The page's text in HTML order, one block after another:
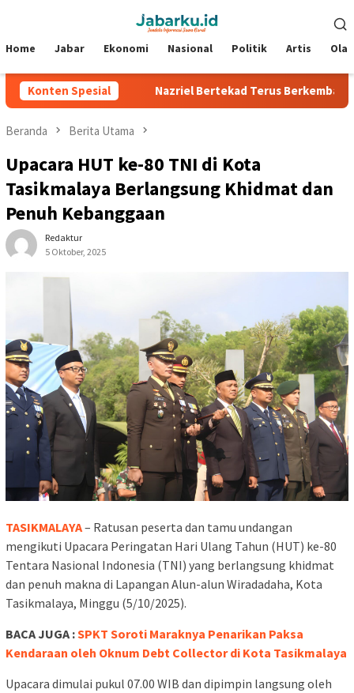
Mobile
Home Jabar Ekonomi Nasional Politik Artis
Konten SpesialNazriel Bertekad Terus Berkembang, Siap
Beranda Berita Utama
Upacara HUT ke-80 TNI di Kota
Tasikmalaya Berlangsung Khidmat dan
Penuh Kebanggaan
Redaktur
5 Oktober, 2025
TASIKMALAYA– Ratusan peserta dan tamu undangan
mengikuti Upacara Peringatan Hari Ulang Tahun (HUT) ke-80
Tentara Nasional Indonesia (TNI) yang berlangsung khidmat
dan penuh makna di Lapangan Alun-alun Wiradadaha, Kota
Tasikmalaya, Minggu (5/10/2025).
BACA JUGA :SPKT Soroti Maraknya Penarikan Paksa
Kendaraan oleh Oknum Debt Collector di Kota Tasikmalaya
Upacara dimulai pukul 07.00 WIB dan dipimpin langsung oleh